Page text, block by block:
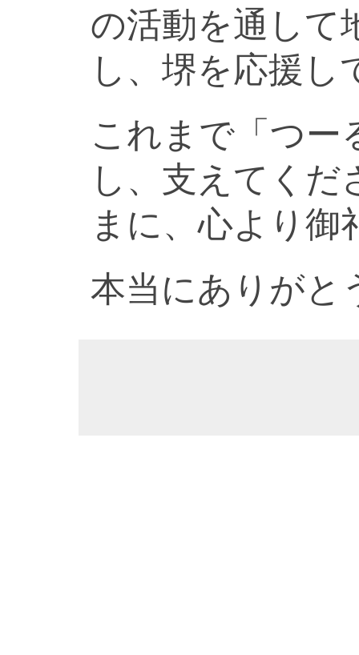
の活動を通して
し、堺を応援し
これまで「つー
し、支えてく
まに、心より御
本当にありがと